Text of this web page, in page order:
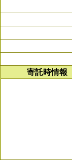
寄託時情報